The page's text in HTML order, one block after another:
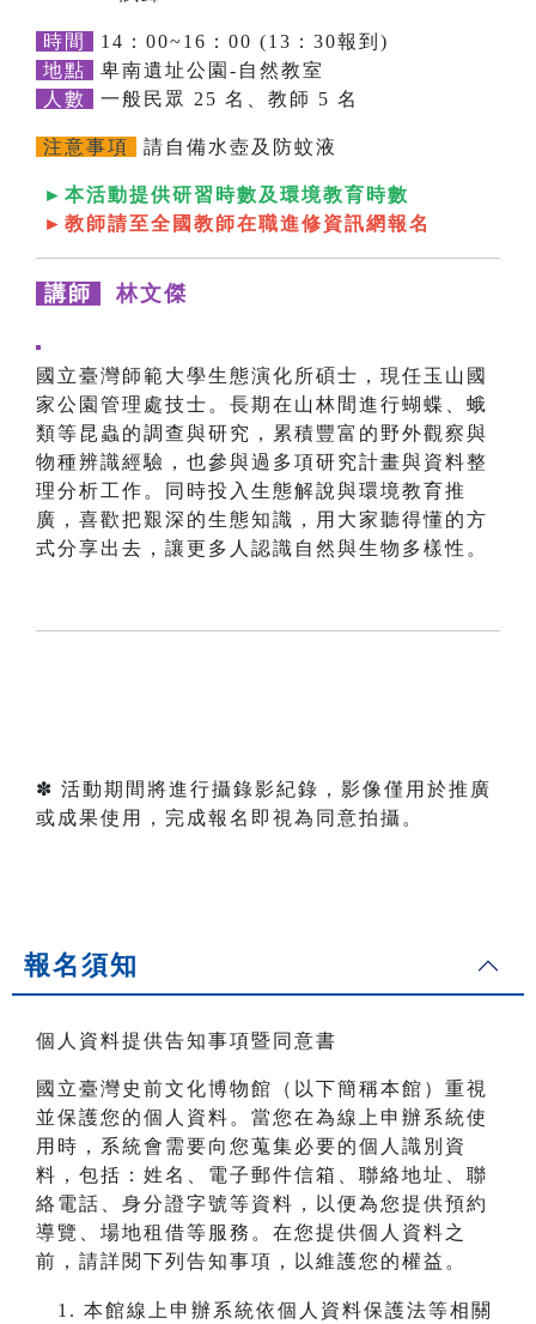
時間
14：00~16：00 (13：30報到)
地點
卑南遺址公園-自然教室
人數
一般民眾 25 名、教師 5 名
注意事項 請自備水壺及防蚊液
►本活動提供研習時數及環境教育時數
►教師請至全國教師在職進修資訊網報名
講師 林文傑
國立臺灣師範大學生態演化所碩士，現任玉山國
家公園管理處技士。長期在山林間進行蝴蝶、蛾
類等昆蟲的調查與研究，累積豐富的野外觀察與
物種辨識經驗，也參與過多項研究計畫與資料整
理分析工作。同時投入生態解說與環境教育推
廣，喜歡把艱深的生態知識，用大家聽得懂的方
式分享出去，讓更多人認識自然與生物多樣性。
✽ 活動期間將進行攝錄影紀錄，影像僅用於推廣
或成果使用，完成報名即視為同意拍攝。
報名須知
個人資料提供告知事項暨同意書
國立臺灣史前文化博物館（以下簡稱本館）重視
並保護您的個人資料。當您在為線上申辦系統使
用時，系統會需要向您蒐集必要的個人識別資
料，包括：姓名、電子郵件信箱、聯絡地址、聯
絡電話、身分證字號等資料，以便為您提供預約
導覽、場地租借等服務。在您提供個人資料之
前，請詳閱下列告知事項，以維護您的權益。
本館線上申辦系統依個人資料保護法等相關